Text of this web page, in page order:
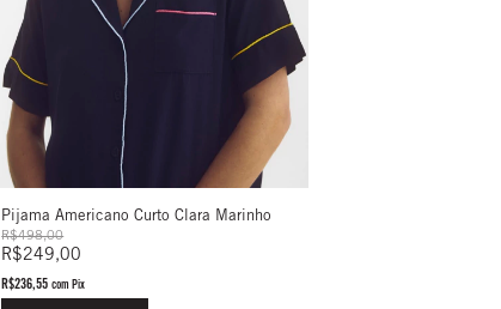
Pijama Americano Curto Clara Marinho
R$498,00
R$249,00
R$236,55com Pix